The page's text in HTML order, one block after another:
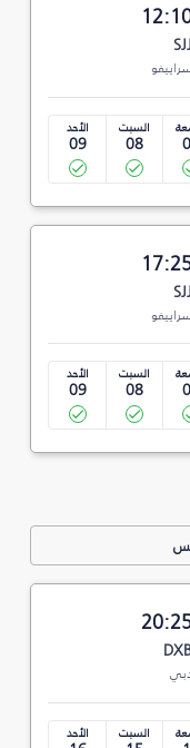
SJJ
السبت
08
الأحد
09
SJJ
السبت
08
الأحد
09
السبت الأحد